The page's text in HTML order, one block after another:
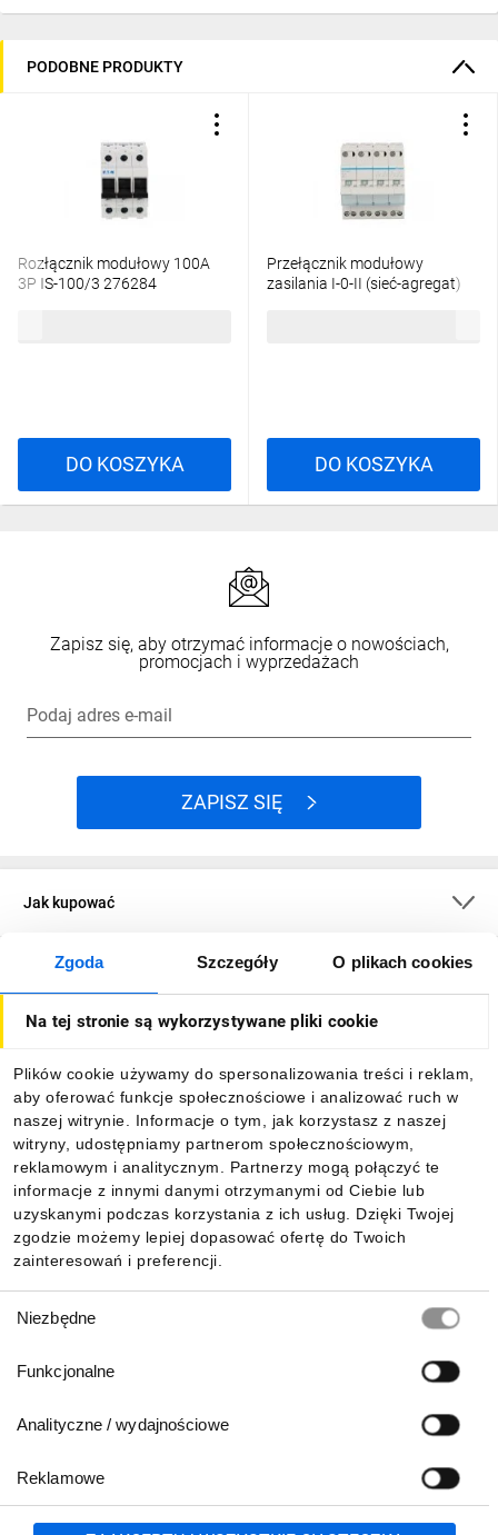
Zgoda Szczegóły O plikach cookies
Na tej stronie są wykorzystywane pliki cookie
Plików cookie używamy do spersonalizowania treści i reklam,
aby oferować funkcje społecznościowe i analizować ruch w
naszej witrynie. Informacje o tym, jak korzystasz z naszej
witryny, udostępniamy partnerom społecznościowym,
reklamowym i analitycznym. Partnerzy mogą połączyć te
informacje z innymi danymi otrzymanymi od Ciebie lub
uzyskanymi podczas korzystania z ich usług. Dzięki Twojej
zgodzie możemy lepiej dopasować ofertę do Twoich
zainteresowań i preferencji.
zgody
Niezbędne
Funkcjonalne
Analityczne / wydajnościowe
Reklamowe
PODOBNE PRODUKTY
Rozłącznik modułowy 100A
3P IS-100/3 276284
DO KOSZYKA
Przełącznik modułowy
zasilania I-0-II (sieć-agregat)
DO KOSZYKA
Zapisz się, aby otrzymać informacje o nowościach,
promocjach i wyprzedażach
Podaj adres e-mail
ZAPISZ SIĘ
Jak kupować
O firmie
Informacje
Pobierz naszą aplikację mobilną:
801 500 700 lub 71 37 61 600